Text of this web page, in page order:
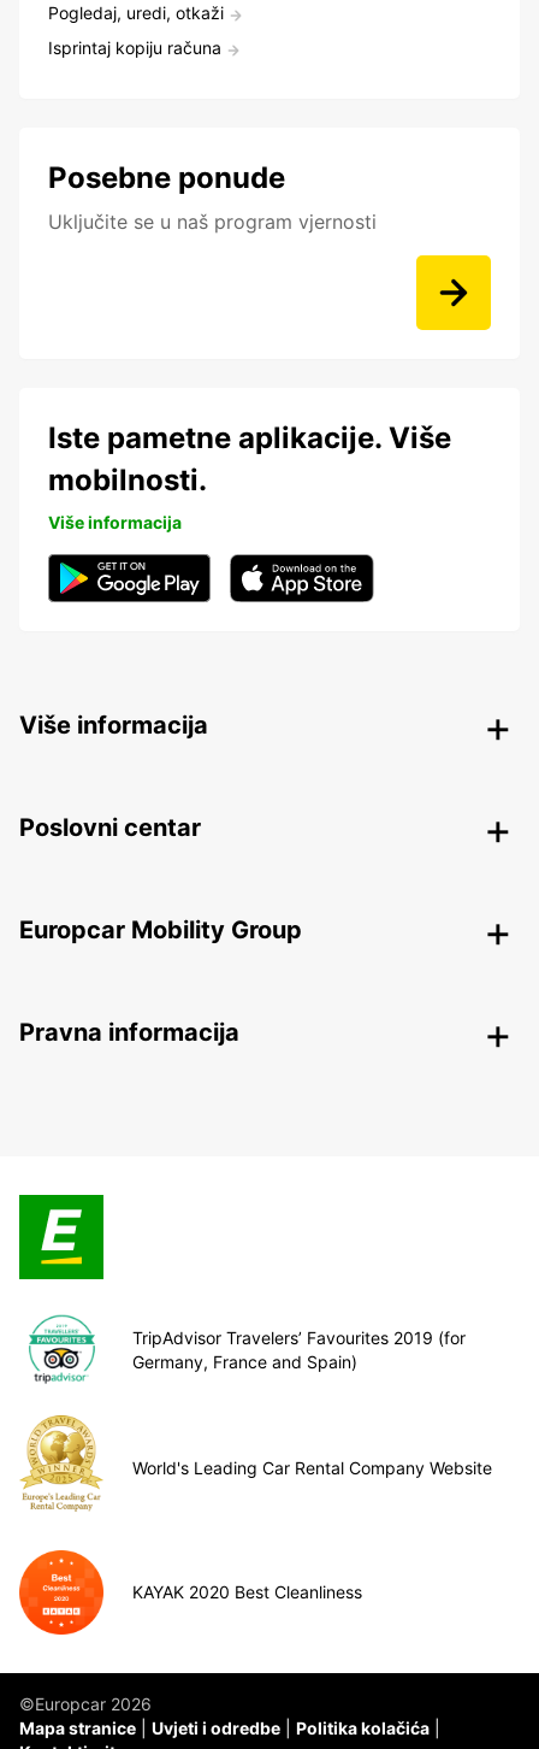
Pogledaj, uredi, otkaži
Isprintaj kopiju računa
Posebne ponude
Uključite se u naš program vjernosti
Iste pametne aplikacije. Više
mobilnosti.
Više informacija
Više informacija
Poslovni centar
Europcar Mobility Group
Pravna informacija
TripAdvisor Travelers’ Favourites 2019 (for
Germany, France and Spain)
World's Leading Car Rental Company Website
KAYAK 2020 Best Cleanliness
©Europcar 2026
Mapa stranice
Uvjeti i odredbe
Politika kolačića